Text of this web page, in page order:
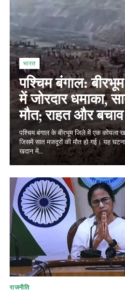
भारत
पश्चिम बंगाल:
में जोरदार धमाका,
मौत; राहत और बचाव
पश्चिम बंगाल के बीरभूम जिले में एक कोयला
जिसमें सात मजदूरों की मौत हो गई। यह
खदान में...
राजनीति